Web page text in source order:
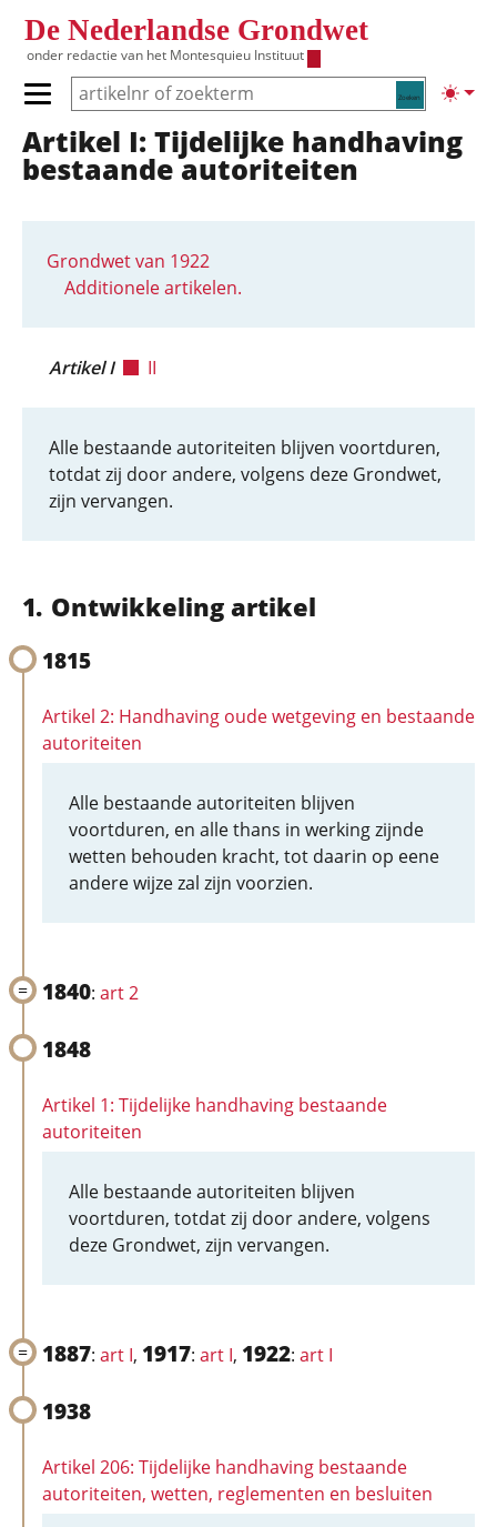
De Nederlandse Grondwet
onder redactie van het Montesquieu Instituut
Zoeken
Primair menu tonen/verbergen
Hoofdnavigatie
Artikel I: Tijdelijke handhaving
bestaande autoriteiten
Grondwet van 1922
Additionele artikelen.
Artikel I II
Alle bestaande autoriteiten blijven voortduren,
totdat zij door andere, volgens deze Grondwet,
zijn vervangen.
Ontwikkeling artikel
1815
Artikel 2: Handhaving oude wetgeving en bestaande
autoriteiten
Alle bestaande autoriteiten blijven
voortduren, en alle thans in werking zijnde
wetten behouden kracht, tot daarin op eene
andere wijze zal zijn voorzien.
1840: art 2
1848
Artikel 1: Tijdelijke handhaving bestaande
autoriteiten
Alle bestaande autoriteiten blijven
voortduren, totdat zij door andere, volgens
deze Grondwet, zijn vervangen.
1887: art I, 1917: art I, 1922: art I
1938
Artikel 206: Tijdelijke handhaving bestaande
autoriteiten, wetten, reglementen en besluiten